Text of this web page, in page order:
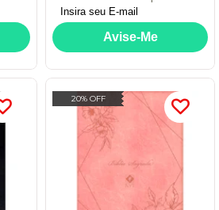
20% OFF